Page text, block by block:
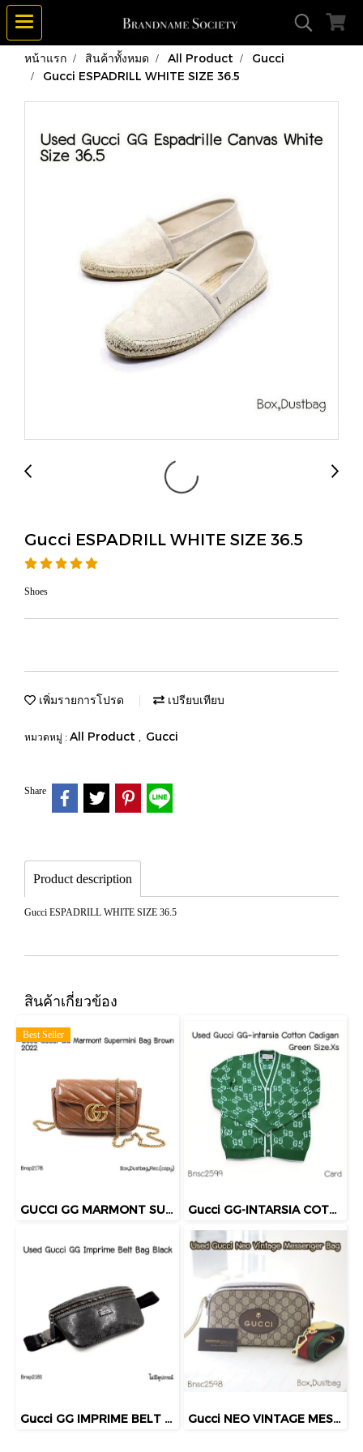
หน้าแรก สินค้าทั้งหมด All Product
Gucci
Gucci ESPADRILL WHITE SIZE 36.5
Gucci ESPADRILL WHITE SIZE 36.5
Shoes
เพิ่มรายการโปรด เปรียบเทียบ
หมวดหมู่ : All Product , Gucci
Share
Product description
Gucci ESPADRILL WHITE SIZE 36.5
สินค้าเกี่ยวข้อง
Best Seller
GUCCI GG MARMONT SUPERMINI BAG BROWN 2022 Gucci GG-INTARSIA COTTON CADIGAN GREEN SIZE.XS
Gucci GG IMPRIME BELT BAG BLACK Gucci NEO VINTAGE MESSENGER BAG